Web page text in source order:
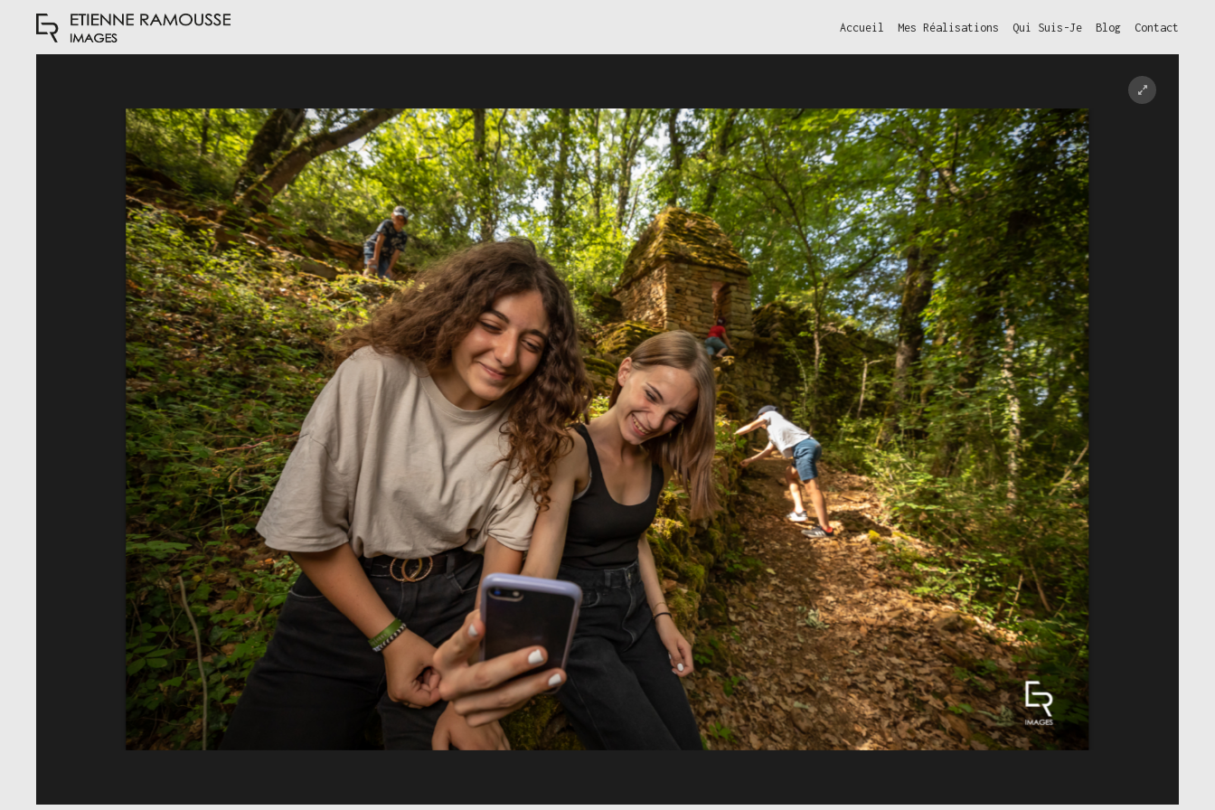
Accueil Mes Réalisations Qui Suis-Je Blog Contact